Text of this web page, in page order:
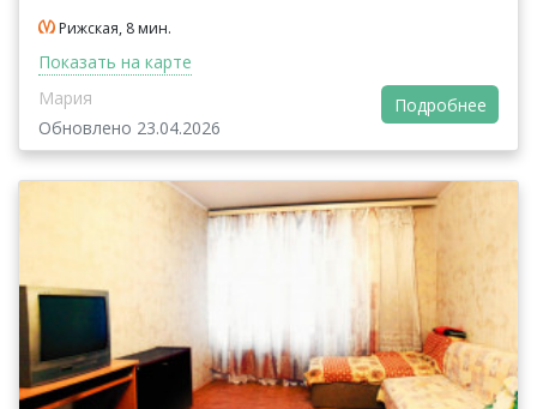
Рижская, 8 мин.
Показать на карте
Мария
Обновлено 23.04.2026
Подробнее